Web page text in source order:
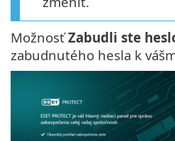
MožnosťZabudli ste
zabudnutého hesla k